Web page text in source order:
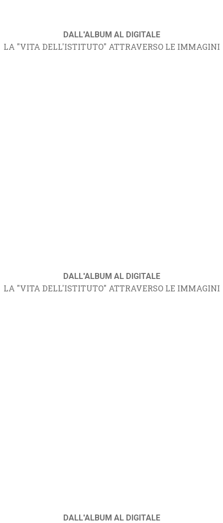
DALL'ALBUM AL DIGITALE
LA "VITA DELL'ISTITUTO" ATTRAVERSO LE IMMAGINI
DALL'ALBUM AL DIGITALE
LA "VITA DELL'ISTITUTO" ATTRAVERSO LE IMMAGINI
DALL'ALBUM AL DIGITALE